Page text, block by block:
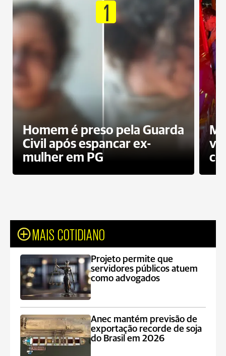
1
Homem é preso pela Guarda
Civil após espancar ex-
mulher em PG
MAIS COTIDIANO
Projeto permite que
servidores públicos atuem
como advogados
Anec mantém previsão de
exportação recorde de soja
do Brasil em 2026